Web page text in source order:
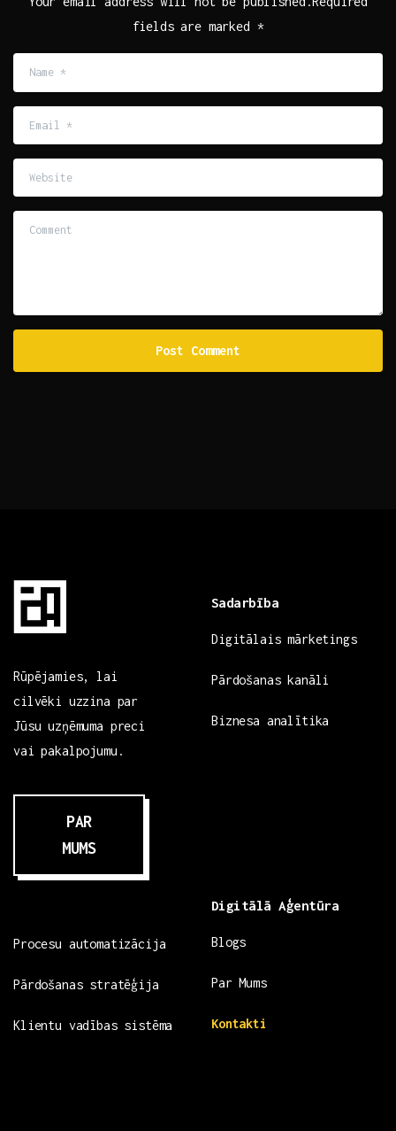
fields are marked *
*
Website
Rūpējamies, lai
cilvēki uzzina par
Jūsu uzņēmuma preci
vai pakalpojumu.
PAR
MUMS
Sadarbība
Digitālais mārketings
Pārdošanas kanāli
Biznesa analītika
Procesu automatizācija
Pārdošanas stratēģija
Klientu vadības sistēma
Digitālā Aģentūra
Blogs
Par Mums
Kontakti